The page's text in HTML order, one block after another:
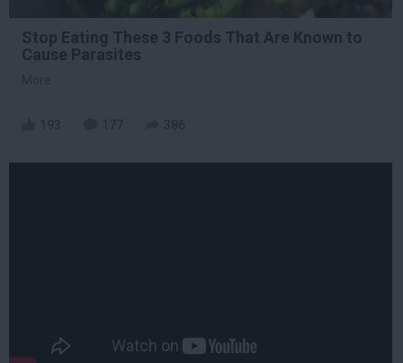
Stop Eating These 3 Foods That Are Known to
Cause Parasites
More